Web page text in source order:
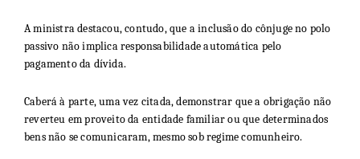
A ministra destacou, contudo, que a inclusão do cônjuge no polo
passivo não implica responsabilidade automática pelo
pagamento da dívida.
Caberá à parte, uma vez citada, demonstrar que a obrigação não
reverteu em proveito da entidade familiar ou que determinados
bens não se comunicaram, mesmo sob regime comunheiro.